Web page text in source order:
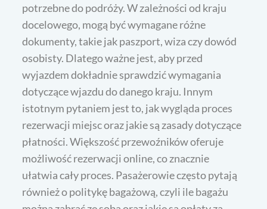
potrzebne do podróży. W zależności od kraju
docelowego, mogą być wymagane różne
dokumenty, takie jak paszport, wiza czy dowód
osobisty. Dlatego ważne jest, aby przed
wyjazdem dokładnie sprawdzić wymagania
dotyczące wjazdu do danego kraju. Innym
istotnym pytaniem jest to, jak wygląda proces
rezerwacji miejsc oraz jakie są zasady dotyczące
płatności. Większość przewoźników oferuje
możliwość rezerwacji online, co znacznie
ułatwia cały proces. Pasażerowie często pytają
również o politykę bagażową, czyli ile bagażu